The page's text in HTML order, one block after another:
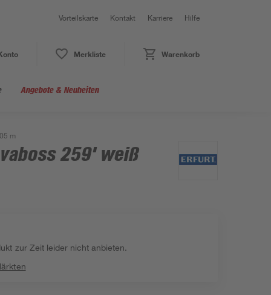
Vorteilskarte Kontakt Karriere Hilfe
Merkliste Warenkorb
Angebote & Neuheiten
m
259' weiß
zur Zeit leider nicht anbieten.